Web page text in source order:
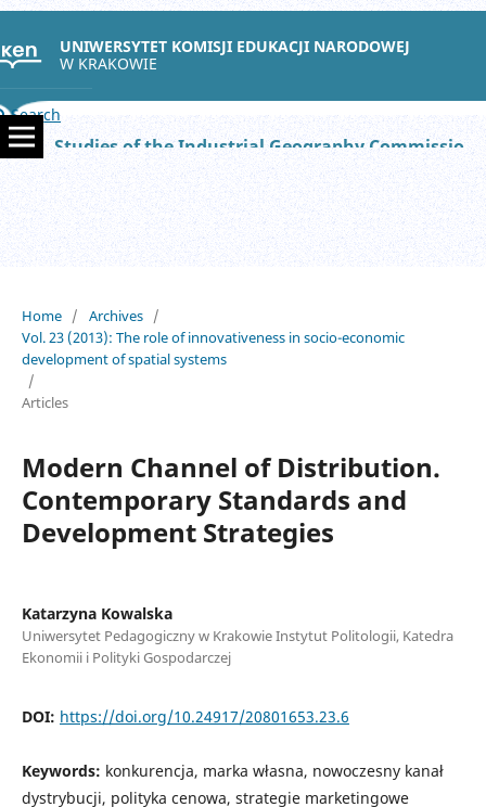
UNIWERSYTET KOMISJI EDUKACJI NARODOWEJ
W KRAKOWIE
Search
Studies of the Industrial Geography Commission of the Polish Geographical Society
Home / Archives /
Vol. 23 (2013): The role of innovativeness in socio-economic
development of spatial systems
/
Articles
Modern Channel of Distribution.
Contemporary Standards and
Development Strategies
Katarzyna Kowalska
Uniwersytet Pedagogiczny w Krakowie Instytut Politologii, Katedra
Ekonomii i Polityki Gospodarczej
DOI: https://doi.org/10.24917/20801653.23.6
Keywords: konkurencja, marka własna, nowoczesny kanał
dystrybucji, polityka cenowa, strategie marketingowe